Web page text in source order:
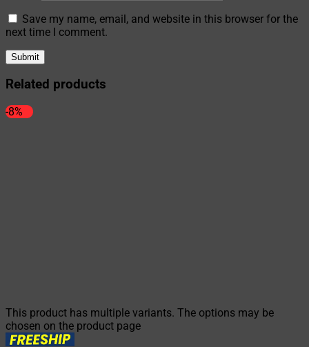
Save my name, email, and website in this browser for the
next time I comment.
Related products
-8%
This product has multiple variants. The options may be
chosen on the product page